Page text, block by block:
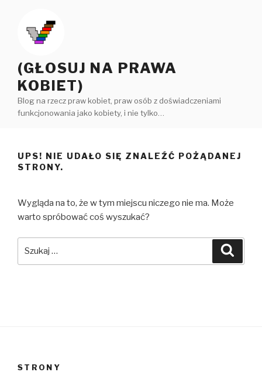
(GŁOSUJ NA PRAWA
KOBIET)
Blog na rzecz praw kobiet, praw osób z doświadczeniami
funkcjonowania jako kobiety, i nie tylko…
UPS! NIE UDAŁO SIĘ ZNALEŹĆ POŻĄDANEJ
STRONY.
Wygląda na to, że w tym miejscu niczego nie ma. Może
warto spróbować coś wyszukać?
STRONY